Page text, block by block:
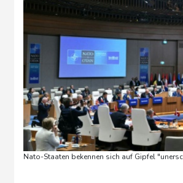
Nato-Staaten bekennen sich auf Gipfel